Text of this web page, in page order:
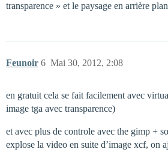
transparence » et le paysage en arrière
Feunoir Mai 30, 2012, 2:08
6
en gratuit cela se fait facilement avec
image tga avec transparence)
et avec plus de controle avec the gimp +
explose la video en suite d’image xcf, on